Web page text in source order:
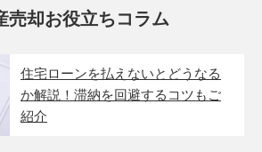
売却お役立ちコラム
住宅ローンを払えないとどうなる
か解説！滞納を回避するコツもご
紹介